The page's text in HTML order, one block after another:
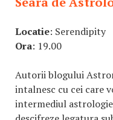
Locatie: Serendipity
Ora: 19.00
Autorii blogului
intalnesc cu cei care
intermediul